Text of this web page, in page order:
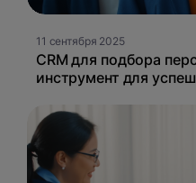
11 сентября 2025
CRM для подбора
инструмент для